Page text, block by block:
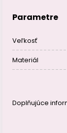
Parametre
Veľkosť
Materiál
Doplňujúce